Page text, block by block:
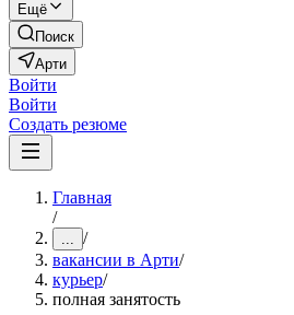
Ещё
Поиск
Арти
Войти
Войти
Создать резюме
Главная
/
... /
вакансии в Арти/
курьер/
полная занятость